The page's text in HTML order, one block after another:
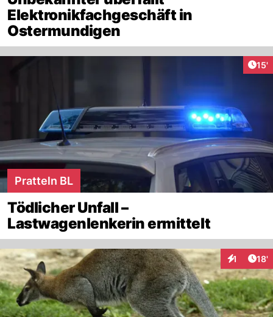
Elektronikfachgeschäft in
Ostermundigen
15'
Pratteln BL
Tödlicher Unfall –
Lastwagenlenkerin ermittelt
1 18'